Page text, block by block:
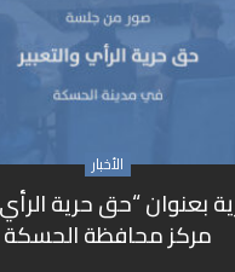
الأخبار
بعنوان “حق حرية الرأي
مركز محافظة الحسكة